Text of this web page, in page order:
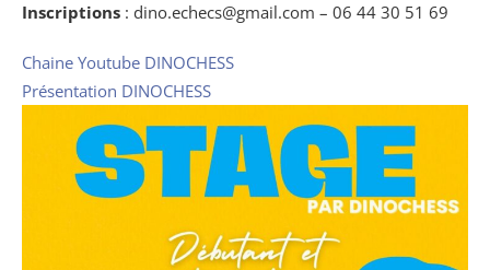
Inscriptions : dino.echecs@gmail.com – 06 44 30 51 69
Chaine Youtube DINOCHESS
Présentation DINOCHESS